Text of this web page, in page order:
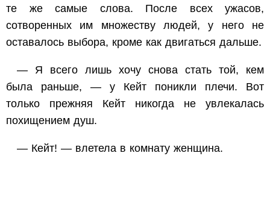
те же самые слова. После всех ужасов,
сотворенных им множеству людей, у него не
оставалось выбора, кроме как двигаться дальше.
— Я всего лишь хочу снова стать той, кем
была раньше, — у Кейт поникли плечи. Вот
только прежняя Кейт никогда не увлекалась
похищением душ.
— Кейт! — влетела в комнату женщина.